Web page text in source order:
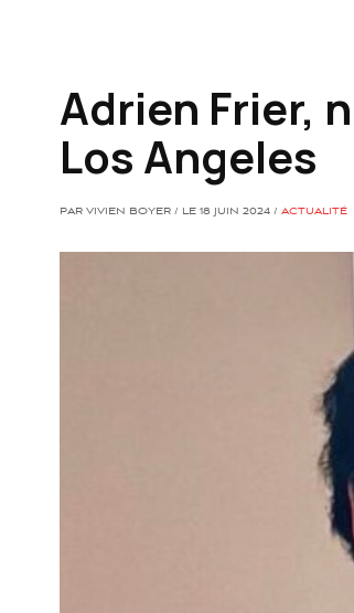
Adrien Frier,
Los Angeles
PAR VIVIEN BOYER / LE 18 JUIN 2024 / ACTUALITÉ